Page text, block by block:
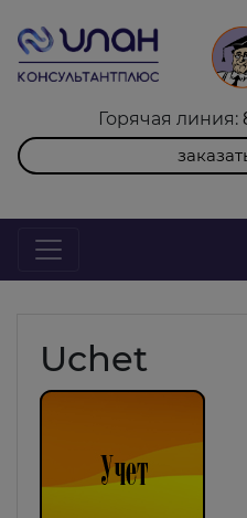
Горячая линия:
Uchet